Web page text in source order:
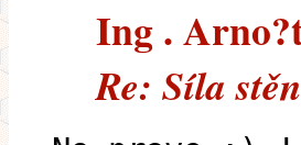
Ing .
Re: Síla